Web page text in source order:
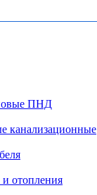
ПНД
канализационные
отопления